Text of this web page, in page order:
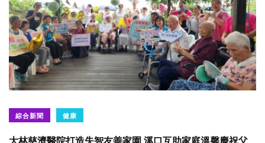
綜合新聞 健康